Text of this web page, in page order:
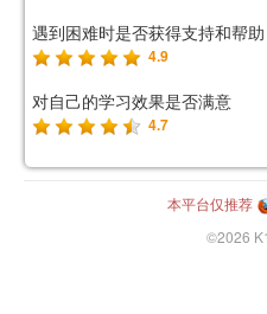
遇到困难时是否获得支持和帮助
4.9
对自己的学习效果是否满意
4.7
本平台仅推荐
©2026